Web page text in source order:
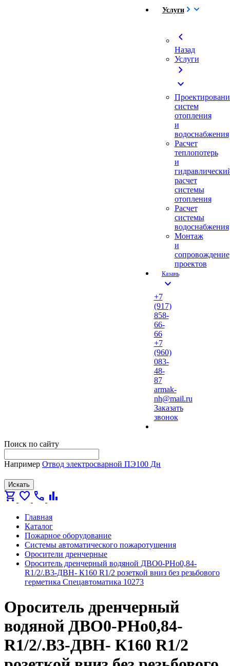
Услуги
chevron_left
Назад
Услуги
chevron_right
expand_more
систем
отопления
и
водоснабжения
Расчет
теплопотерь
и
расчет
системы
отопления
Расчет
системы
водоснабжения
Монтаж
и
сопровождение
проектов
Казань
expand_more
+7
(917)
858-
66-
66
+7
(960)
083-
48-
87
armak-
nh@mail.ru
Заказать
звонок
Поиск по сайту
Например Отвод электросварной ПЭ100 Дн
Искать
shopping_cart favorite call bar_chart
Главная
Каталог
Пожарное оборудование
Системы автоматического пожаротушения
Оросители дренчерные
Ороситель дренчерный водяной ДВО0-РНо0,84-
R1/2/.В3-ДВН- К160 R1/2 розеткой вниз без резьбового
герметика Спецавтоматика 10273
Ороситель дренчерный
водяной ДВО0-РНо0,84-
R1/2/.В3-ДВН- К160 R1/2